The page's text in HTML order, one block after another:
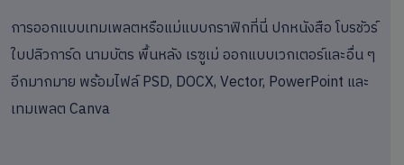
การออกแบบเทมเพลตหรือแม่แบบกราฟิกที่นี่ ปกหนังสือ โบรชัวร์
ใบปลิวการ์ด นามบัตร พื้นหลัง เรซูเม่ ออกแบบเวกเตอร์และอื่น ๆ
อีกมากมาย พร้อมไฟล์ PSD, DOCX, Vector, PowerPoint และ
เทมเพลต Canva